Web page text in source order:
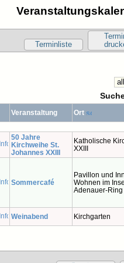
Terminliste
Veranstaltung Ort
50 Jahre
Kirchweihe St.
Johannes XXIII
Katholische
XXIII
Sommercafé
Pavillon und
Wohnen im
Adenauer-Ring
Weinabend Kirchgarten